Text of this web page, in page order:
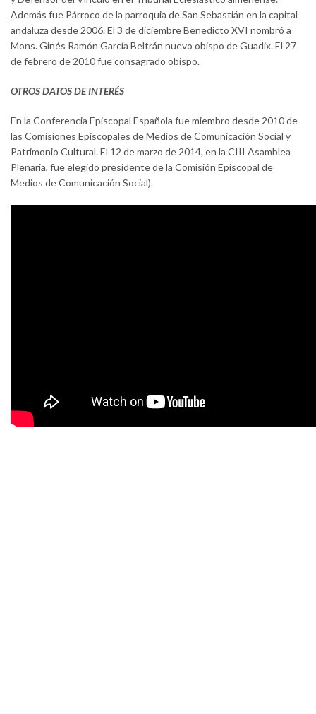
Además fue Párroco de la parroquia de San Sebastián en la capital
andaluza desde 2006. El 3 de diciembre Benedicto XVI nombró a
Mons. Ginés Ramón García Beltrán nuevo obispo de Guadix. El 27
de febrero de 2010 fue consagrado obispo.
OTROS DATOS DE INTERÉS
En la Conferencia Episcopal Española fue miembro desde 2010 de
las Comisiones Episcopales de Medios de Comunicación Social y
Patrimonio Cultural. El 12 de marzo de 2014, en la CIII Asamblea
Plenaria, fue elegido presidente de la Comisión Episcopal de
Medios de Comunicación Social).